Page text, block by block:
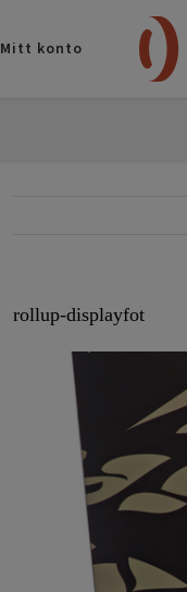
Mitt konto
rollup-displayfot